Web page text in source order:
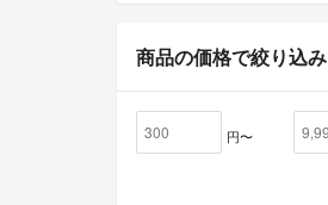
商品の価格で絞り込み
円〜